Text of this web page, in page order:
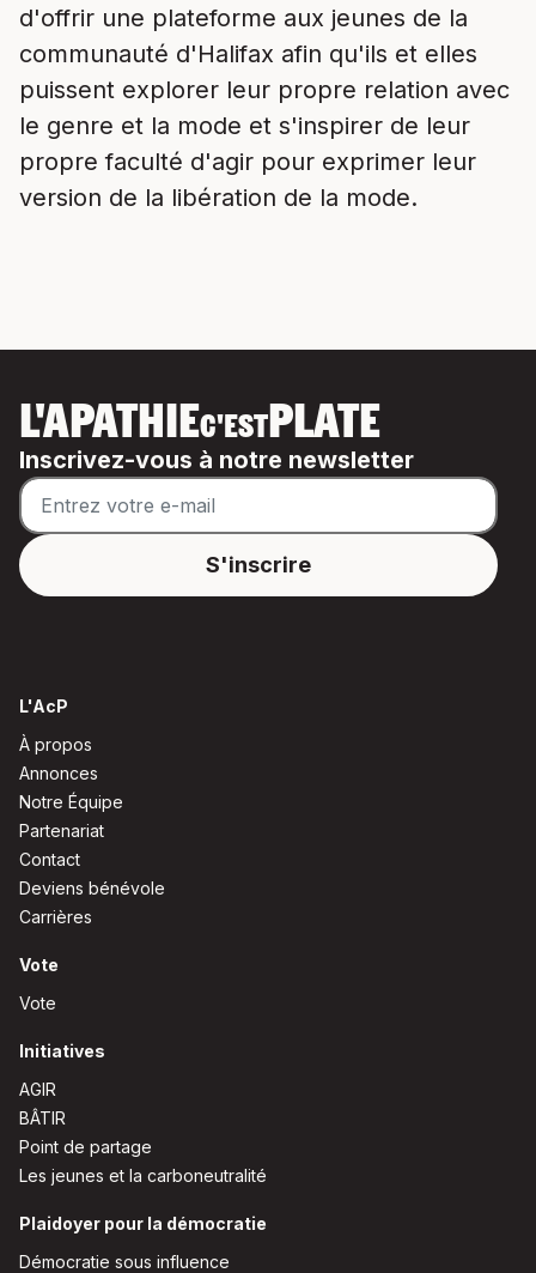
d'offrir une plateforme aux jeunes de la
communauté d'Halifax afin qu'ils et elles
puissent explorer leur propre relation avec
le genre et la mode et s'inspirer de leur
propre faculté d'agir pour exprimer leur
version de la libération de la mode.
L'APATHIEC'ESTPLATE
Inscrivez-vous à notre newsletter
L'AcP
À propos
Annonces
Notre Équipe
Partenariat
Contact
Deviens bénévole
Carrières
Vote
Vote
Initiatives
AGIR
BÂTIR
Point de partage
Les jeunes et la carboneutralité
Plaidoyer pour la démocratie
Démocratie sous influence